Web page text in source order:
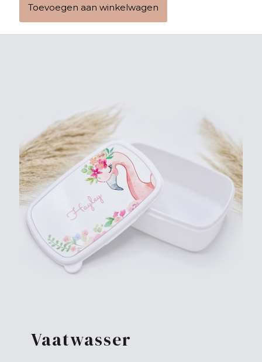
aantal
Toevoegen aan winkelwagen
Vaatwasser